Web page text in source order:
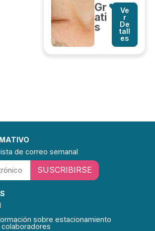
Gr
ati
s
Ve
r
De
tall
es
sobre estacionamiento
de correo semanal
SUSCRIBIRSE